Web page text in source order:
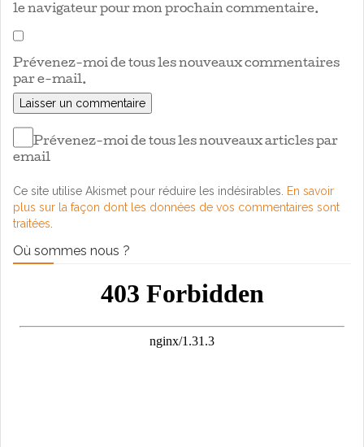
le navigateur pour mon prochain commentaire.
Prévenez-moi de tous les nouveaux commentaires
par e-mail.
Prévenez-moi de tous les nouveaux articles par
email
Ce site utilise Akismet pour réduire les indésirables.
En savoir
plus sur la façon dont les données de vos commentaires sont
traitées
Où sommes nous ?